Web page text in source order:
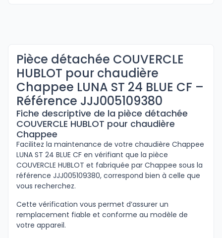
Pièce détachée COUVERCLE
HUBLOT pour chaudière
Chappee LUNA ST 24 BLUE CF –
Référence JJJ005109380
Fiche descriptive de la pièce détachée
COUVERCLE HUBLOT pour chaudière
Chappee
Facilitez la maintenance de votre chaudière Chappee
LUNA ST 24 BLUE CF en vérifiant que la pièce
COUVERCLE HUBLOT et fabriquée par Chappee sous la
référence JJJ005109380, correspond bien à celle que
vous recherchez.
Cette vérification vous permet d’assurer un
remplacement fiable et conforme au modèle de
votre appareil.